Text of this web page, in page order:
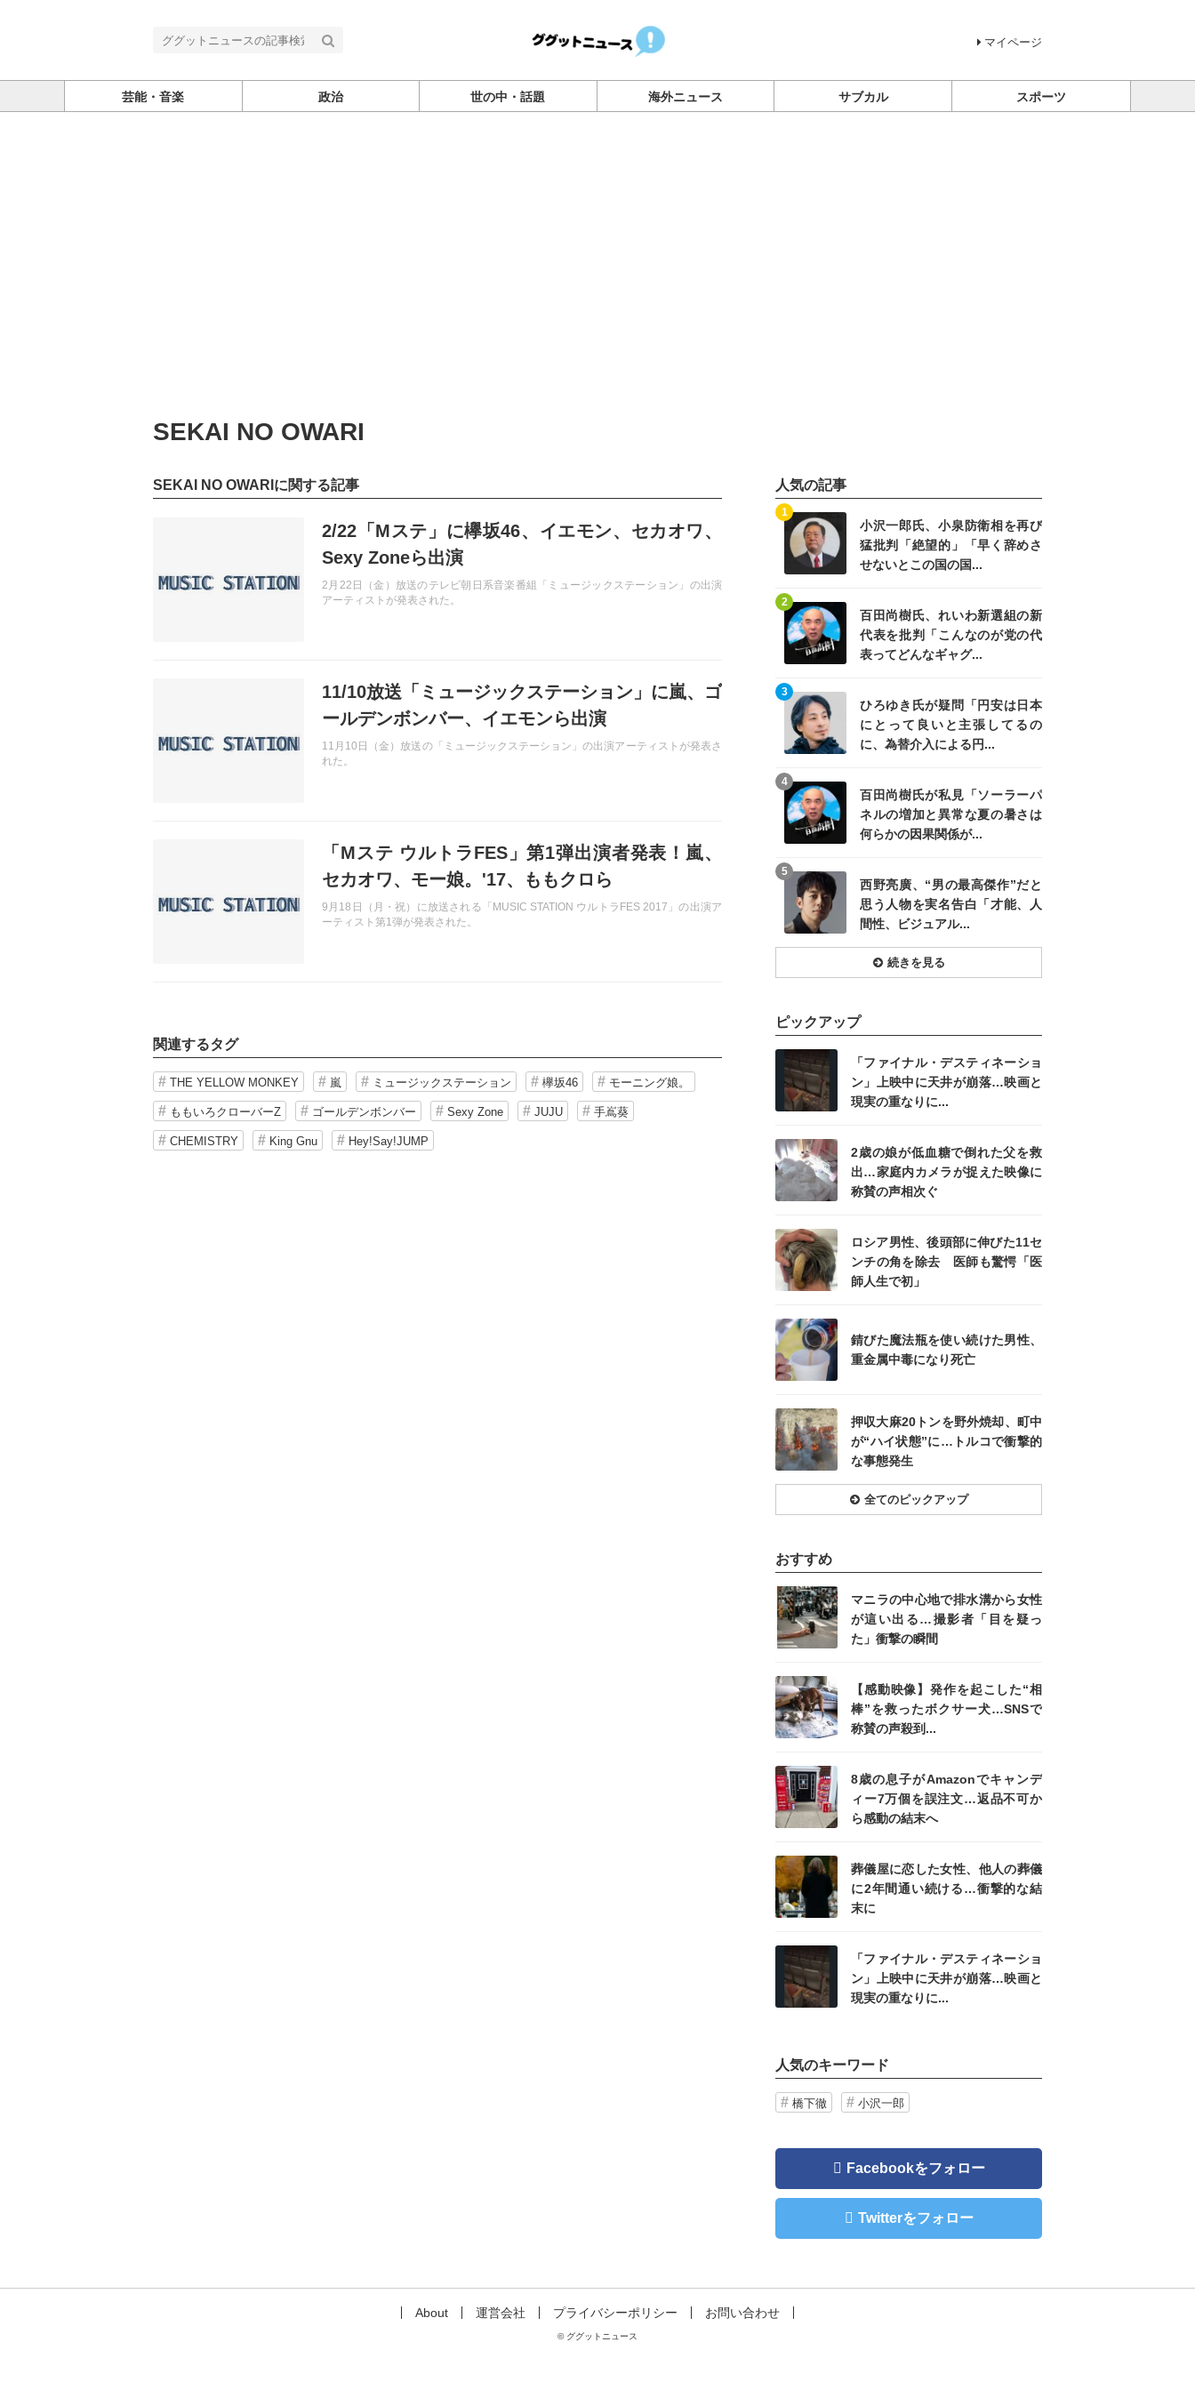
マイページ
芸能・音楽 政治 世の中・話題 海外ニュース サブカル スポーツ
SEKAI NO OWARI
SEKAI NO OWARIに関する記事
2/22「Mステ」に欅坂46、イエモン、セカオワ、
Sexy Zoneら出演
2月22日（金）放送のテレビ朝日系音楽番組「ミュージックステーション」の出演
アーティストが発表された。
11/10放送「ミュージックステーション」に嵐、ゴ
ールデンボンバー、イエモンら出演
11月10日（金）放送の「ミュージックステーション」の出演アーティストが発表さ
れた。
「Mステ ウルトラFES」第1弾出演者発表！嵐、
セカオワ、モー娘。'17、ももクロら
9月18日（月・祝）に放送される「MUSIC STATION ウルトラFES 2017」の出演ア
ーティスト第1弾が発表された。
関連するタグ
THE YELLOW MONKEY 嵐 ミュージックステーション 欅坂46 モーニング娘。
ももいろクローバーZ ゴールデンボンバー Sexy Zone JUJU 手嶌葵
CHEMISTRY King Gnu Hey!Say!JUMP
人気の記事
小沢一郎氏、小泉防衛相を再び
猛批判「絶望的」「早く辞めさ
せないとこの国の国...
1
百田尚樹氏、れいわ新選組の新
代表を批判「こんなのが党の代
表ってどんなギャグ...
2
ひろゆき氏が疑問「円安は日本
にとって良いと主張してるの
に、為替介入による円...
3
記事を読む
百田尚樹氏が私見「ソーラーパ
ネルの増加と異常な夏の暑さは
何らかの因果関係が...
4
西野亮廣、“男の最高傑作”だと
思う人物を実名告白「才能、人
間性、ビジュアル...
5
続きを見る
ピックアップ
「ファイナル・デスティネーショ
ン」上映中に天井が崩落…映画と
現実の重なりに...
2歳の娘が低血糖で倒れた父を救
出…家庭内カメラが捉えた映像に
称賛の声相次ぐ
ロシア男性、後頭部に伸びた11セ
ンチの角を除去 医師も驚愕「医
師人生で初」
錆びた魔法瓶を使い続けた男性、
重金属中毒になり死亡
押収大麻20トンを野外焼却、町中
が“ハイ状態”に…トルコで衝撃的
な事態発生
全てのピックアップ
おすすめ
マニラの中心地で排水溝から女性
が這い出る…撮影者「目を疑っ
た」衝撃の瞬間
【感動映像】発作を起こした“相
棒”を救ったボクサー犬…SNSで
称賛の声殺到...
8歳の息子がAmazonでキャンデ
ィー7万個を誤注文…返品不可か
ら感動の結末へ
葬儀屋に恋した女性、他人の葬儀
に2年間通い続ける…衝撃的な結
末に
「ファイナル・デスティネーショ
ン」上映中に天井が崩落…映画と
現実の重なりに...
人気のキーワード
橋下徹 小沢一郎
Facebookをフォロー
Twitterをフォロー
About 運営会社 プライバシーポリシー お問い合わせ
© ググットニュース